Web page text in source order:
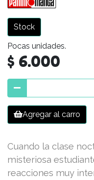
Stock
Pocas unidades.
$ 6.000
Agregar al carro
Cuando la clase
misteriosa
reacciones muy